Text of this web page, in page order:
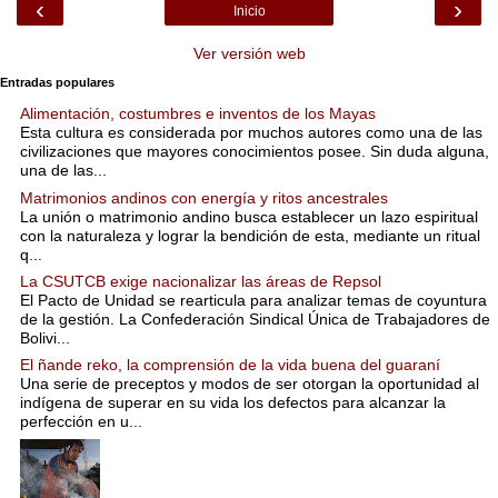
‹ ›
Inicio
Ver versión web
Entradas populares
Alimentación, costumbres e inventos de los Mayas
Esta cultura es considerada por muchos autores como una de las
civilizaciones que mayores conocimientos posee. Sin duda alguna,
una de las...
Matrimonios andinos con energía y ritos ancestrales
La unión o matrimonio andino busca establecer un lazo espiritual
con la naturaleza y lograr la bendición de esta, mediante un ritual
q...
La CSUTCB exige nacionalizar las áreas de Repsol
El Pacto de Unidad se rearticula para analizar temas de coyuntura
de la gestión. La Confederación Sindical Única de Trabajadores de
Bolivi...
El ñande reko, la comprensión de la vida buena del guaraní
Una serie de preceptos y modos de ser otorgan la oportunidad al
indígena de superar en su vida los defectos para alcanzar la
perfección en u...